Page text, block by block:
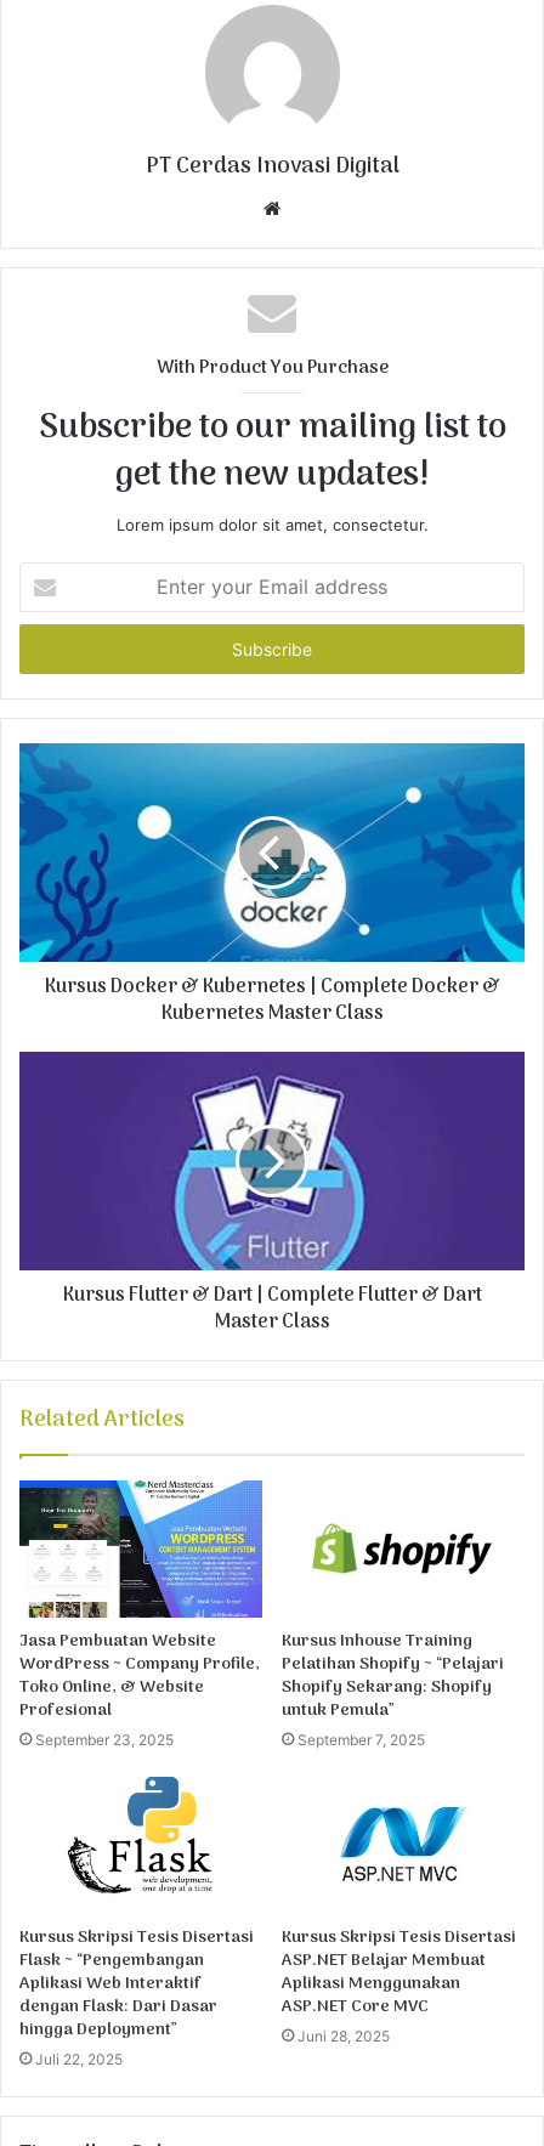
PT Cerdas Inovasi Digital
b
s
i
With Product You Purchase
Subscribe to our mailing list to
get the new updates!
Lorem ipsum dolor sit amet, consectetur.
t
r
y
u
E
m
d
Kursus Docker & Kubernetes | Complete Docker &
Kubernetes Master Class
Kursus Flutter & Dart | Complete Flutter & Dart
Master Class
Related Articles
Jasa Pembuatan Website
WordPress ~ Company Profile,
Toko Online, & Website
Profesional
September 23, 2025
Kursus Inhouse Training
Pelatihan Shopify ~ “Pelajari
Shopify Sekarang: Shopify
untuk Pemula”
September 7, 2025
Kursus Skripsi Tesis Disertasi
Flask ~ “Pengembangan
Aplikasi Web Interaktif
dengan Flask: Dari Dasar
hingga Deployment”
Juli 22, 2025
Kursus Skripsi Tesis Disertasi
ASP.NET Belajar Membuat
Aplikasi Menggunakan
ASP.NET Core MVC
Juni 28, 2025